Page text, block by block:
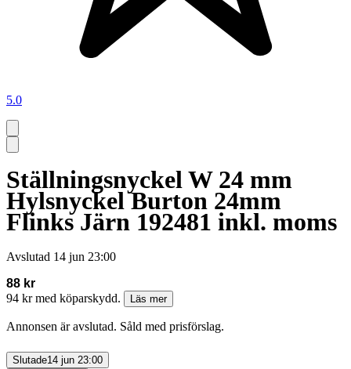
5.0
Ställningsnyckel W 24 mm
Hylsnyckel Burton 24mm
Flinks Järn 192481 inkl. moms
Avslutad 14 jun 23:00
88 kr
94 kr med köparskydd.
Läs mer
Annonsen är avslutad. Såld med prisförslag.
Slutade14 jun 23:00